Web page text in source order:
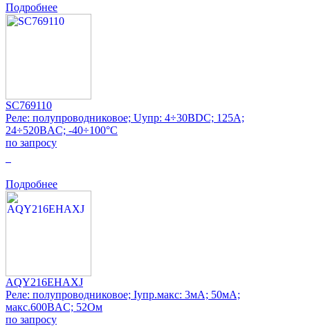
Подробнее
SC769110
Реле: полупроводниковое; Uупр: 4÷30ВDC; 125А;
24÷520ВAC; -40÷100°C
по запросу
Подробнее
AQY216EHAXJ
Реле: полупроводниковое; Iупр.макс: 3мА; 50мА;
макс.600ВAC; 52Ом
по запросу